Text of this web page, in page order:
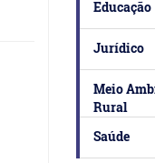
Educação
Jurídico
Meio
Rural
Saúde